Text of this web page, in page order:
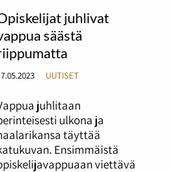
juhlivat
säästä
UUTISET
juhlitaan
ulkona ja
täyttää
Ensimmäistä
viettävä